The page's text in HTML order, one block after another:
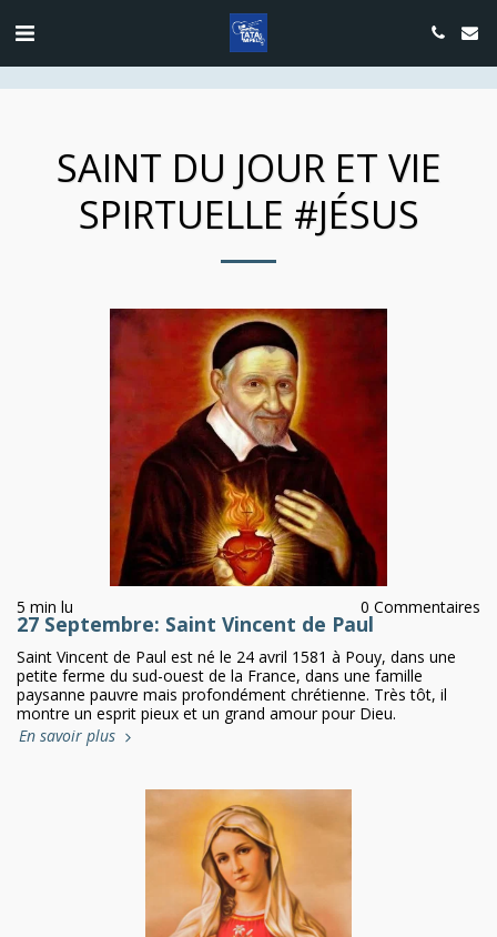
google.com, pub-4889604885818732, DIRECT, f08c47fec0942fa0
SAINT DU JOUR ET VIE
SPIRTUELLE #JÉSUS
5 min lu 0 Commentaires
27 Septembre: Saint Vincent de Paul
Saint Vincent de Paul est né le 24 avril 1581 à Pouy, dans une
petite ferme du sud-ouest de la France, dans une famille
paysanne pauvre mais profondément chrétienne. Très tôt, il
montre un esprit pieux et un grand amour pour Dieu.
En savoir plus